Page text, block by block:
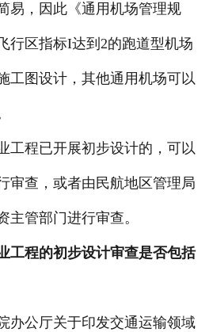
易，因此《通用机场管理规
行区指标I达到2的跑道型机场
工图设计，其他通用机场可以
程已开展初步设计的，可以
审查，或者由民航地区管理局
主管部门进行审查。
工程的初步设计审查是否包括
公厅关于印发交通运输领域